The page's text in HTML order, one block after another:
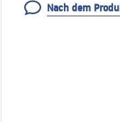
Nach dem